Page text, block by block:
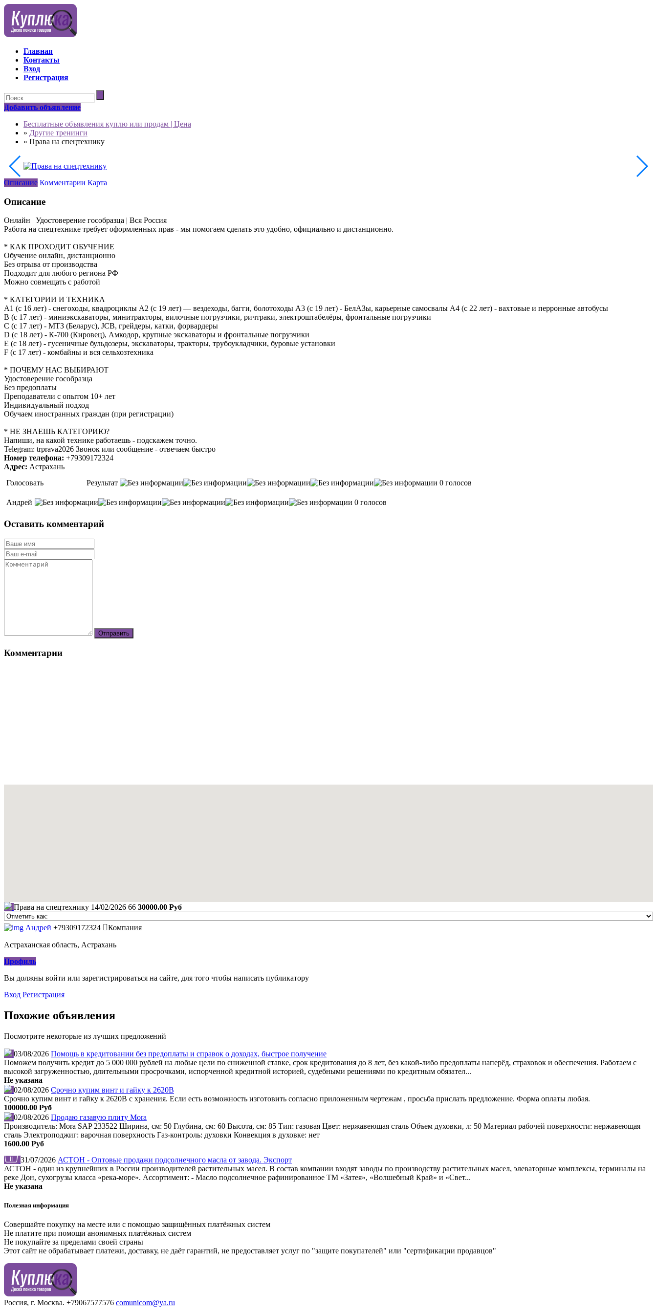
Главная
Контакты
Вход
Регистрация
Добавить объявление
Бесплатные объявления куплю или продам | Цена
» Другие тренинги
» Права на спецтехнику
Описание Комментарии Карта
Описание
Онлайн | Удостоверение гособразца | Вся Россия
Работа на спецтехнике требует оформленных прав - мы помогаем сделать это удобно, официально и дистанционно.
* КАК ПРОХОДИТ ОБУЧЕНИЕ
Обучение онлайн, дистанционно
Без отрыва от производства
Подходит для любого региона РФ
Можно совмещать с работой
* КАТЕГОРИИ И ТЕХНИКА
A1 (с 16 лет) - снегоходы, квадроциклы A2 (с 19 лет) — вездеходы, багги, болотоходы A3 (с 19 лет) - БелАЗы, карьерные самосвалы A4 (с 22 лет) - вахтовые и перронные автобусы
B (с 17 лет) - миниэкскаваторы, минитракторы, вилочные погрузчики, ричтраки, электроштабелёры, фронтальные погрузчики
C (с 17 лет) - МТЗ (Беларус), JCB, грейдеры, катки, форвардеры
D (с 18 лет) - К-700 (Кировец), Амкодор, крупные экскаваторы и фронтальные погрузчики
E (с 18 лет) - гусеничные бульдозеры, экскаваторы, тракторы, трубоукладчики, буровые установки
F (с 17 лет) - комбайны и вся сельхозтехника
* ПОЧЕМУ НАС ВЫБИРАЮТ
Удостоверение гособразца
Без предоплаты
Преподаватели с опытом 10+ лет
Индивидуальный подход
Обучаем иностранных граждан (при регистрации)
* НЕ ЗНАЕШЬ КАТЕГОРИЮ?
Напиши, на какой технике работаешь - подскажем точно.
Telegram: trprava2026 Звонок или сообщение - отвечаем быстро
Номер телефона: +79309172324
Адрес: Астрахань
Голосовать
Результат 0 голосов
Андрей 0 голосов
Оставить комментарий
Комментарии
Права на спецтехнику 14/02/2026 66 30000.00 Руб
Андрей +79309172324 Компания
Астраханская область, Астрахань
Профиль
Вы должны войти или зарегистрироваться на сайте, для того чтобы написать публикатору
Вход Регистрация
Похожие объявления
Посмотрите некоторые из лучших предложений
03/08/2026 Помощь в кредитовании без предоплаты и справок о доходах, быстрое получение
Поможем получить кредит до 5 000 000 рублей на любые цели по сниженной ставке, срок кредитования до 8 лет, без какой-либо предоплаты наперёд, страховок и обеспечения. Работаем с
высокой загруженностью, длительными просрочками, испорченной кредитной историей, судебными решениями по кредитным обязател...
Не указана
02/08/2026 Срочно купим винт и гайку к 2620В
Срочно купим винт и гайку к 2620В с хранения. Если есть возможность изготовить согласно приложенным чертежам , просьба прислать предложение. Форма оплаты любая.
100000.00 Руб
02/08/2026 Продаю газавую плиту Mora
Производитель: Mora SAP 233522 Ширина, см: 50 Глубина, см: 60 Высота, см: 85 Тип: газовая Цвет: нержавеющая сталь Объем духовки, л: 50 Материал рабочей поверхности: нержавеющая
сталь Электроподжиг: варочная поверхность Газ-контроль: духовки Конвекция в духовке: нет
1600.00 Руб
31/07/2026 АСТОН - Оптовые продажи подсолнечного масла от завода. Экспорт
АСТОН - один из крупнейших в России производителей растительных масел. В состав компании входят заводы по производству растительных масел, элеваторные комплексы, терминалы на
реке Дон, сухогрузы класса «река-море». Ассортимент: - Масло подсолнечное рафинированное ТМ «Затея», «Волшебный Край» и «Свет...
Не указана
Полезная информация
Совершайте покупку на месте или с помощью защищённых платёжных систем
Не платите при помощи анонимных платёжных систем
Не покупайте за пределами своей страны
Этот сайт не обрабатывает платежи, доставку, не даёт гарантий, не предоставляет услуг по "защите покупателей" или "сертификации продавцов"
Россия, г. Москва. +79067577576 comunicom@ya.ru